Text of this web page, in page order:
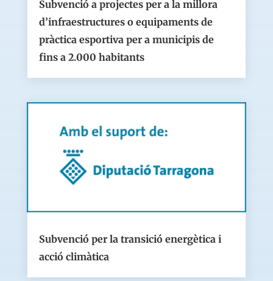
Subvenció a projectes per a la millora
d’infraestructures o equipaments de
pràctica esportiva per a municipis de
fins a 2.000 habitants
Subvenció per la transició energètica i
acció climàtica